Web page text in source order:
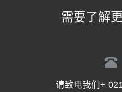
需要了解
请致电我们+